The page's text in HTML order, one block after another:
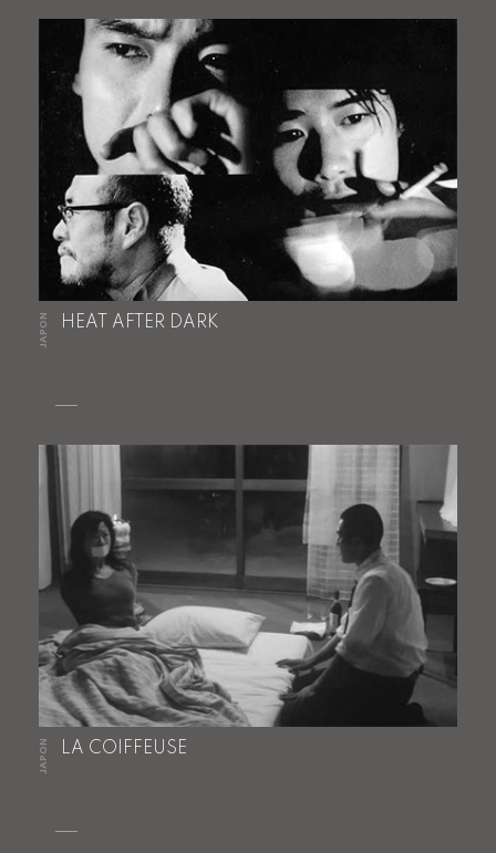
JAPON HEAT AFTER DARK
JAPON LA COIFFEUSE